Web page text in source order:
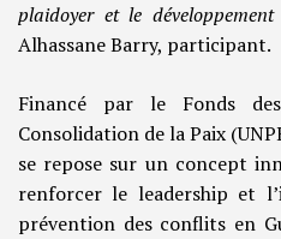
plaidoyer et le
Alhassane Barry, participant.
Financé par le Fonds
Consolidation de la Paix
se repose sur un concept
renforcer le leadership et
prévention des conflits en